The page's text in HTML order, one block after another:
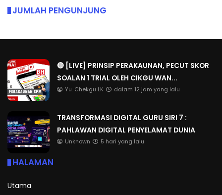
JUMLAH PENGUNJUNG
🔴 [LIVE] PRINSIP PERAKAUNAN, PECUT SKOR
SOALAN 1 TRIAL OLEH CIKGU WAN...
Yu. Chekgu LK dalam 12 jam yang lalu
TRANSFORMASI DIGITAL GURU SIRI 7 :
PAHLAWAN DIGITAL PENYELAMAT DUNIA
Unknown 5 hari yang lalu
HALAMAN
Utama